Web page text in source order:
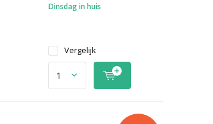
Dinsdag in huis
Vergelijk